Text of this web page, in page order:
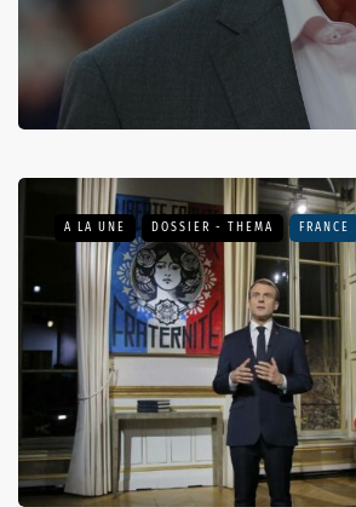
A LA UNE DOSSIER - THEMA FRANCE